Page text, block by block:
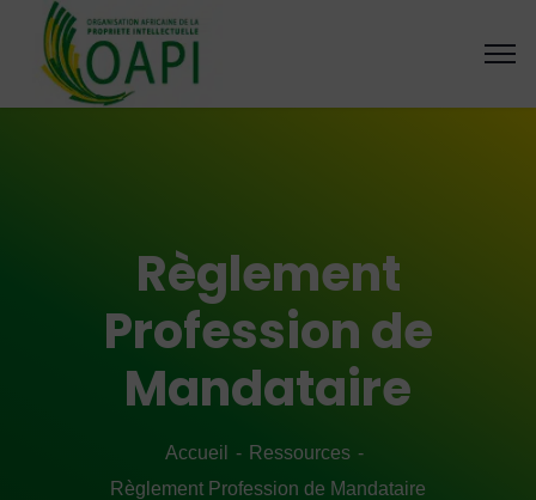
Règlement
Profession de
Mandataire
Accueil
Ressources
Règlement Profession de Mandataire